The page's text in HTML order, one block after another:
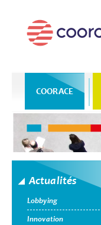
COORACE
Actualités
Lobbying
Innovation